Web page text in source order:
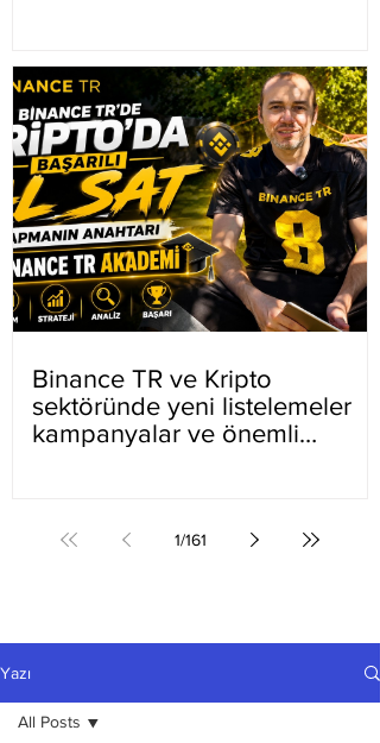
Binance TR ve Kripto
sektöründe yeni listelemeler
kampanyalar ve önemli
1/161
Yazı
All Posts